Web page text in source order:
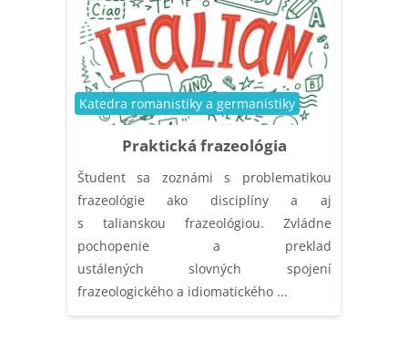
Praktická frazeológia
Kategória kurzu
Katedra romanistiky a germanistiky
Študent sa zoznámi s problematikou
frazeológie ako disciplíny a aj
s talianskou frazeológiou. Zvládne
pochopenie a preklad
ustálených slovných spojení
frazeologického a idiomatického ...